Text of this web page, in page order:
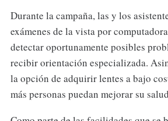
Durante la campaña, las y los
exámenes de la vista por
detectar oportunamente posibles
recibir orientación especializada.
la opción de adquirir lentes a bajo
más personas puedan mejorar su